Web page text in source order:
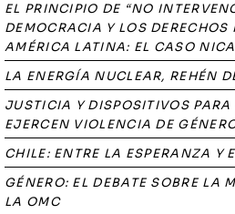
EL PRINCIPIO DE “NO
DEMOCRACIA Y LOS DERECHOS
AMÉRICA LATINA: EL CASO
LA ENERGÍA NUCLEAR, REHÉN
JUSTICIA Y DISPOSITIVOS PARA
EJERCEN VIOLENCIA DE
CHILE: ENTRE LA ESPERANZA Y
GÉNERO: EL DEBATE SOBRE LA
LA OMC